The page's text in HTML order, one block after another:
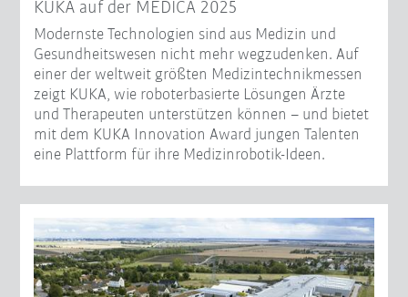
KUKA auf der MEDICA 2025
Modernste Technologien sind aus Medizin und
Gesundheitswesen nicht mehr wegzudenken. Auf
einer der weltweit größten Medizintechnikmessen
zeigt KUKA, wie roboterbasierte Lösungen Ärzte
und Therapeuten unterstützen können – und bietet
mit dem KUKA Innovation Award jungen Talenten
eine Plattform für ihre Medizinrobotik-Ideen.